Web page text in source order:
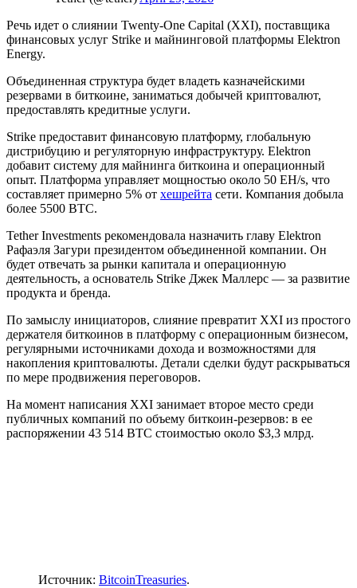
Речь идет о слиянии Twenty-One Capital (XXI), поставщика
финансовых услуг Strike и майнинговой платформы Elektron
Energy.
Объединенная структура будет владеть казначейскими
резервами в биткоине, заниматься добычей криптовалют,
предоставлять кредитные услуги.
Strike предоставит финансовую платформу, глобальную
дистрибуцию и регуляторную инфраструктуру. Elektron
добавит систему для майнинга биткоина и операционный
опыт. Платформа управляет мощностью около 50 EH/s, что
составляет примерно 5% от хешрейта сети. Компания добыла
более 5500 BTC.
Tether Investments рекомендовала назначить главу Elektron
Рафаэля Загури президентом объединенной компании. Он
будет отвечать за рынки капитала и операционную
деятельность, а основатель Strike Джек Маллерс — за развитие
продукта и бренда.
По замыслу инициаторов, слияние превратит XXI из простого
держателя биткоинов в платформу с операционным бизнесом,
регулярными источниками дохода и возможностями для
накопления криптовалюты. Детали сделки будут раскрываться
по мере продвижения переговоров.
На момент написания XXI занимает второе место среди
публичных компаний по объему биткоин-резервов: в ее
распоряжении 43 514 BTC стоимостью около $3,3 млрд.
Источник: BitcoinTreasuries.